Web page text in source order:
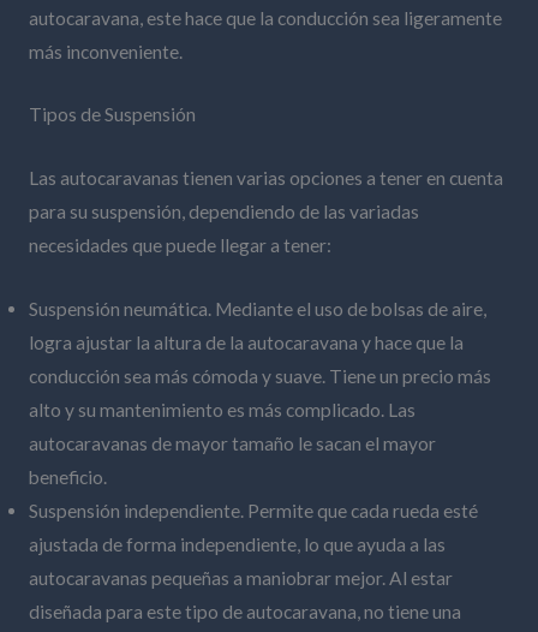
autocaravana, este hace que la conducción sea ligeramente
más inconveniente.
Tipos de Suspensión
Las autocaravanas tienen varias opciones a tener en cuenta
para su suspensión, dependiendo de las variadas
necesidades que puede llegar a tener:
Suspensión neumática. Mediante el uso de bolsas de aire,
logra ajustar la altura de la autocaravana y hace que la
conducción sea más cómoda y suave. Tiene un precio más
alto y su mantenimiento es más complicado. Las
autocaravanas de mayor tamaño le sacan el mayor
beneficio.
Suspensión independiente. Permite que cada rueda esté
ajustada de forma independiente, lo que ayuda a las
autocaravanas pequeñas a maniobrar mejor. Al estar
diseñada para este tipo de autocaravana, no tiene una